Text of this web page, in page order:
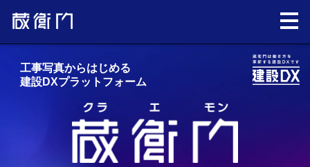
工事写真からはじめる
建設DXプラットフォーム